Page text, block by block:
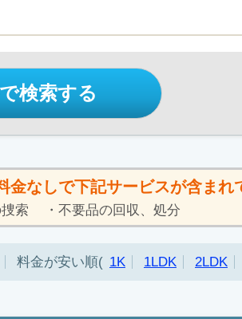
検索する
金なしで下記サービスが含まれ
索 不要品の回収、処分
料金が安い順 1K 1LDK 2LDK